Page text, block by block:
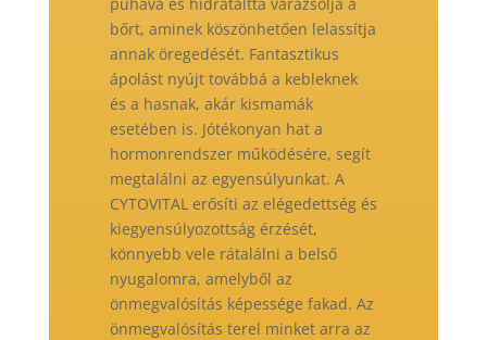
bőrt, aminek köszönhetően lelassítja
annak öregedését. Fantasztikus
ápolást nyújt továbbá a kebleknek
és a hasnak, akár kismamák
esetében is. Jótékonyan hat a
hormonrendszer működésére, segít
megtalálni az egyensúlyunkat. A
CYTOVITAL erősíti az elégedettség és
kiegyensúlyozottság érzését,
könnyebb vele rátalálni a belső
nyugalomra, amelyből az
önmegvalósítás képessége fakad. Az
önmegvalósítás terel minket arra az